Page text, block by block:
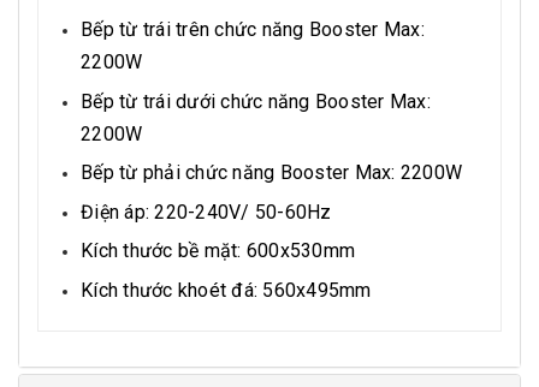
Bếp từ trái trên chức năng Booster Max:
2200W
Bếp từ trái dưới chức năng Booster Max:
2200W
Bếp từ phải chức năng Booster Max: 2200W
Điện áp: 220-240V/ 50-60Hz
Kích thước bề mặt: 600x530mm
Kích thước khoét đá: 560x495mm